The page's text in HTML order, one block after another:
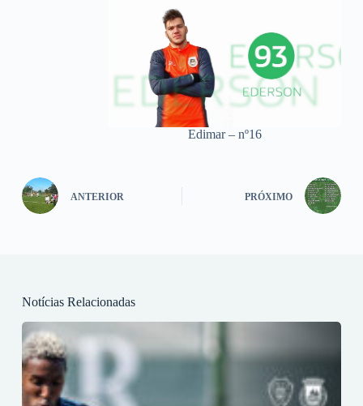
Edimar – nº16
ANTERIOR PRÓXIMO
Notícias Relacionadas